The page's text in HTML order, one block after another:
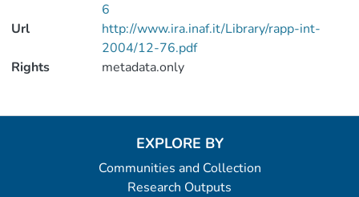
6
Url
http://www.ira.inaf.it/Library/rapp-int-
2004/12-76.pdf
Rights
metadata.only
EXPLORE BY
Communities and Collection
Research Outputs